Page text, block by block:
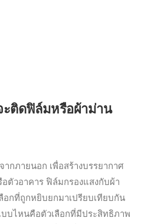
ะติดฟิล์มหรือผ้าม่าน
กภายนอก เพื่อสร้างบรรยากาศ
ตัวอาคาร ฟิล์มกรองแสงกับผ้า
อกที่ถูกหยิบยกมาเปรียบเทียบกัน
บไหนคือตัวเลือกที่มีประสิทธิภาพ